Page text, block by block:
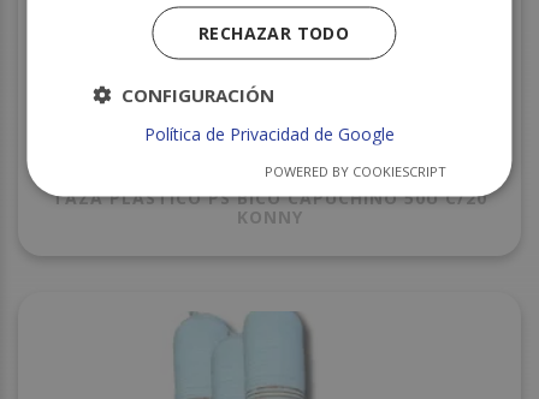
TAZA PLASTICO PS BICO CAPUCHINO 50U C/20
KONNY
RECHAZAR TODO
CONFIGURACIÓN
Política de Privacidad de Google
POWERED BY COOKIESCRIPT